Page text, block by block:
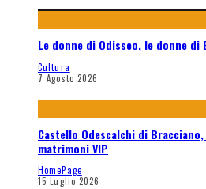
Le donne di Odisseo, le donne di
Cultura
7 Agosto 2026
Castello Odescalchi di
matrimoni VIP
HomePage
15 Luglio 2026